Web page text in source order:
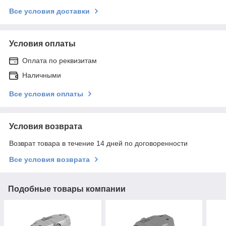
Все условия доставки
Условия оплаты
Оплата по реквизитам
Наличными
Все условия оплаты
Условия возврата
Возврат товара в течение 14 дней по договоренности
Все условия возврата
Подобные товары компании